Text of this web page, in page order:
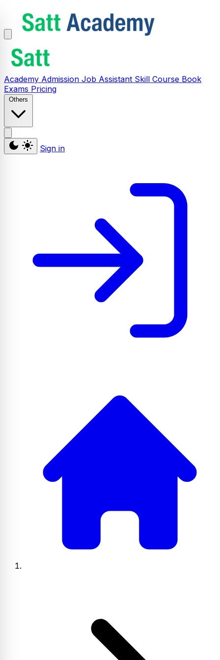
Academy Admission Job Assistant Skill Course Book
Exams Pricing
Others
Sign in